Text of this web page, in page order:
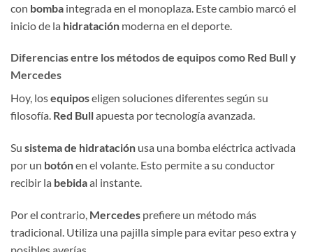
con bomba integrada en el monoplaza. Este cambio marcó el
inicio de la hidratación moderna en el deporte.
Diferencias entre los métodos de equipos como Red Bull y
Mercedes
Hoy, losequiposeligen soluciones diferentes según su
filosofía. Red Bullapuesta por tecnología avanzada.
Su sistema de hidratación usa una bomba eléctrica activada
por un botónen el volante. Esto permite a su conductor
recibir la bebidaal instante.
Por el contrario, Mercedes prefiere un método más
tradicional. Utiliza una pajilla simple para evitar peso extra y